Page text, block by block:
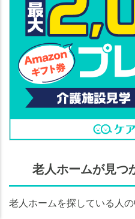
老人ホームが見つ
老人ホームを探している人の
老人ホームの 知
老人ホームの 知